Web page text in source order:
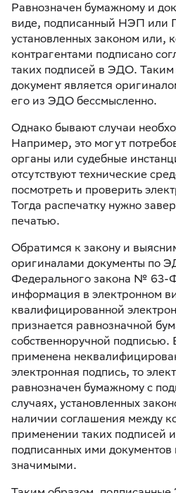
Равнозначен бумажному и
виде, подписанный НЭП или
установленных законом или,
контрагентами подписано
таких подписей в ЭДО.
документ является
его из ЭДО бессмысленно.
Однако бывают случаи
Например, это могут
органы или судебные
отсутствуют технические
посмотреть и проверить
Тогда распечатку нужно
печатью.
Обратимся к закону и
оригиналами документы по
Федерального закона № 63-
информация в электронном
квалифицированной
признается равнозначной
собственноручной подписью.
применена
электронная подпись, то
равнозначен бумажному с
случаях, установленных
наличии соглашения между
применении таких подписей
подписанных ими
значимыми.